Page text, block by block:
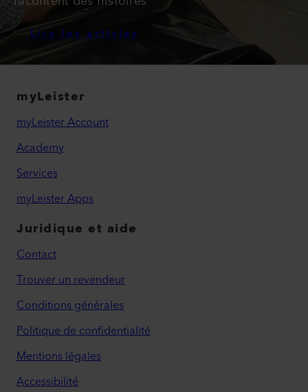
Lire les articles
myLeister
myLeister Account
Academy
Services
myLeister Apps
Juridique et aide
Contact
Trouver un revendeur
Conditions générales
Politique de confidentialité
Mentions légales
Accessibilité